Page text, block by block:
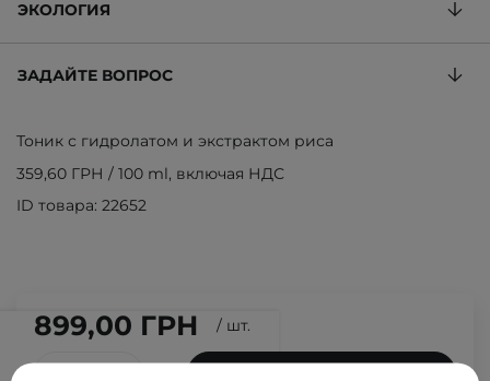
899,00 ГРН / шт.
ЭКОЛОГИЯ
ЗАДАЙТЕ ВОПРОС
Тоник с гидролатом и экстрактом риса
359,60 ГРН / 100 ml, включая НДС
ID товара: 22652